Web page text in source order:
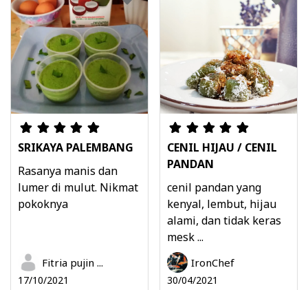
SRIKAYA PALEMBANG
Rasanya manis dan
lumer di mulut. Nikmat
pokoknya
Fitria pujin ...
17/10/2021
CENIL HIJAU / CENIL
PANDAN
cenil pandan yang
kenyal, lembut, hijau
alami, dan tidak keras
mesk ...
IronChef
30/04/2021